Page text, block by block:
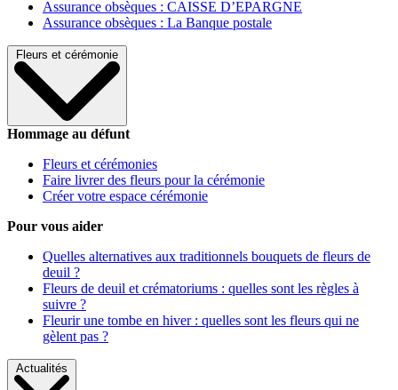
Assurance obsèques : CAISSE D’EPARGNE
Assurance obsèques : La Banque postale
Fleurs et cérémonie
Hommage au défunt
Fleurs et cérémonies
Faire livrer des fleurs pour la cérémonie
Créer votre espace cérémonie
Pour vous aider
Quelles alternatives aux traditionnels bouquets de fleurs de
deuil ?
Fleurs de deuil et crématoriums : quelles sont les règles à
suivre ?
Fleurir une tombe en hiver : quelles sont les fleurs qui ne
gèlent pas ?
Actualités